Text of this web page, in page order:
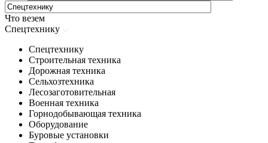
Что везем
Спецтехнику
Спецтехнику
Строительная техника
Дорожная техника
Сельхозтехника
Лесозаготовительная
Военная техника
Горнодобывающая техника
Оборудование
Буровые установки